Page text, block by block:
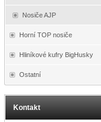
Nosiče AJP
Horní TOP nosiče
Hliníkové kufry BigHusky
Ostatní
Kontakt